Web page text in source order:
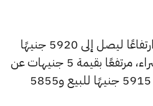
كما سجل سعر عيار 18 ارتفاعًا ليصل إلى 5920 جنيهًا
للبيع و5860 جنيهًا للشراء، مرتفعًا بقيمة 5 جنيهات عن
السعر السابق الذي كان 5915 جنيهًا للبيع و5855